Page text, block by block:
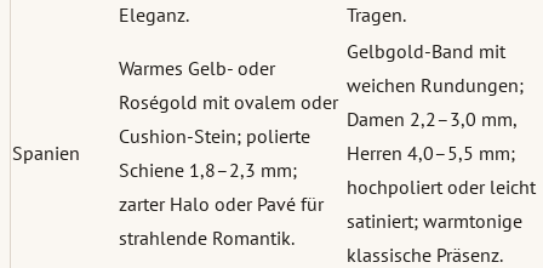
Eleganz.
Tragen.
Spanien
Warmes Gelb- oder
Roségold mit ovalem oder
Cushion-Stein; polierte
Schiene 1,8–2,3 mm;
zarter Halo oder Pavé für
strahlende Romantik.
Gelbgold-Band mit
weichen Rundungen;
Damen 2,2–3,0 mm,
Herren 4,0–5,5 mm;
hochpoliert oder leicht
satiniert; warmtonige
klassische Präsenz.